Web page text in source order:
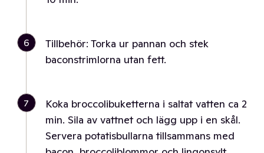
6
Tillbehör: Torka ur pannan och stek
baconstrimlorna utan fett.
7
Koka broccolibuketterna i saltat vatten ca 2
min. Sila av vattnet och lägg upp i en skål.
Servera potatisbullarna tillsammans med